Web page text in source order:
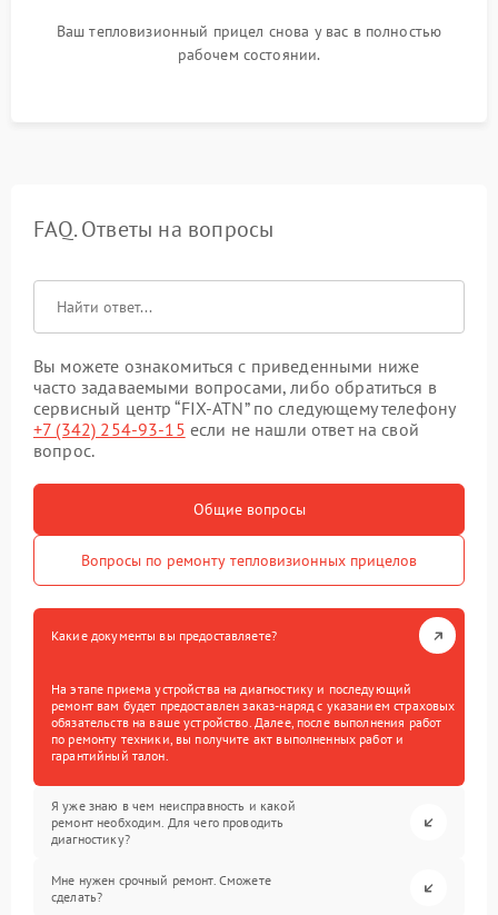
Ваш тепловизионный прицел снова у вас в полностью
рабочем состоянии.
FAQ. Ответы на вопросы
Вы можете ознакомиться с приведенными ниже
часто задаваемыми вопросами, либо обратиться в
сервисный центр “FIX-ATN” по следующему телефону
+7 (342) 254-93-15 если не нашли ответ на свой
вопрос.
Общие вопросы
Вопросы по ремонту тепловизионных прицелов
Какие документы вы предоставляете?
На этапе приема устройства на диагностику и последующий
ремонт вам будет предоставлен заказ-наряд с указанием страховых
обязательств на ваше устройство. Далее, после выполнения работ
по ремонту техники, вы получите акт выполненных работ и
гарантийный талон.
Я уже знаю в чем неисправность и какой
ремонт необходим. Для чего проводить
диагностику?
Мне нужен срочный ремонт. Сможете
сделать?